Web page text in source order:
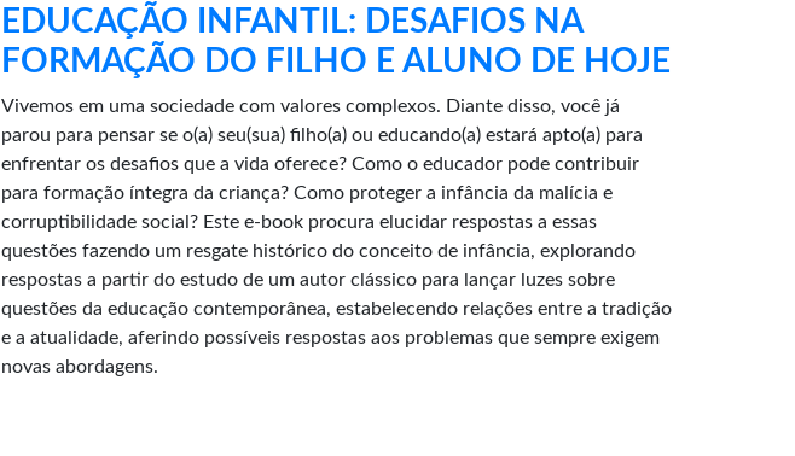
EDUCAÇÃO INFANTIL: DESAFIOS NA
FORMAÇÃO DO FILHO E ALUNO DE HOJE
Vivemos em uma sociedade com valores complexos. Diante disso, você já
parou para pensar se o(a) seu(sua) filho(a) ou educando(a) estará apto(a) para
enfrentar os desafios que a vida oferece? Como o educador pode contribuir
para formação íntegra da criança? Como proteger a infância da malícia e
corruptibilidade social? Este e-book procura elucidar respostas a essas
questões fazendo um resgate histórico do conceito de infância, explorando
respostas a partir do estudo de um autor clássico para lançar luzes sobre
questões da educação contemporânea, estabelecendo relações entre a tradição
e a atualidade, aferindo possíveis respostas aos problemas que sempre exigem
novas abordagens.